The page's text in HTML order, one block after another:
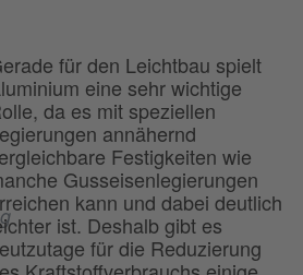
für den Leichtbau spielt
eine sehr wichtige
da es mit speziellen
annähernd
Festigkeiten wie
Gusseisenlegierungen
kann und dabei deutlich
ist. Deshalb gibt es
für die Reduzierung